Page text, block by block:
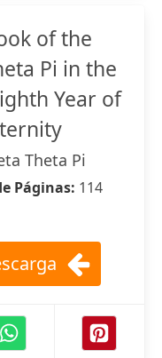
of the
Pi in the
Year of
Theta Pi
Páginas: 114